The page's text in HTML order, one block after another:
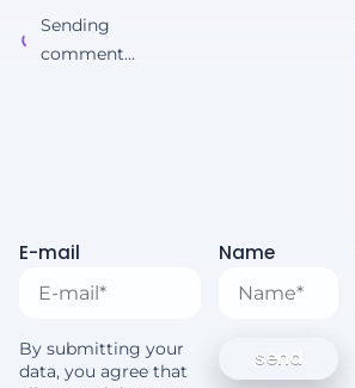
Sending
comment...
E-mail Name
By submitting your
data, you agree that